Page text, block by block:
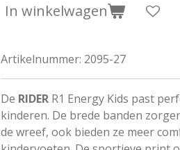
In winkelwagen
Artikelnummer: 2095-27
De RIDER R1 Energy Kids past
kinderen. De brede banden
de wreef, ook bieden ze meer